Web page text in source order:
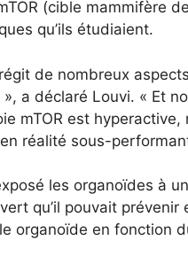
(cible mammifère
qu’ils étudiaient.
de nombreux
a déclaré Louvi. « Et
mTOR est
réalité sous-
les organoïdes à
qu’il pouvait prévenir
organoïde en fonction